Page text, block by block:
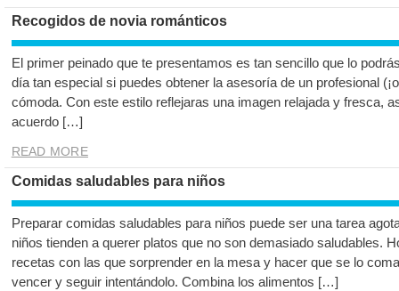
Recogidos de novia románticos
El primer peinado que te presentamos es tan sencillo que lo
día tan especial si puedes obtener la asesoría de un profesional
cómoda. Con este estilo reflejaras una imagen relajada y fresca,
acuerdo […]
READ MORE
Comidas saludables para niños
Preparar comidas saludables para niños puede ser una tarea
niños tienden a querer platos que no son demasiado saludables.
recetas con las que sorprender en la mesa y hacer que se lo
vencer y seguir intentándolo. Combina los alimentos […]